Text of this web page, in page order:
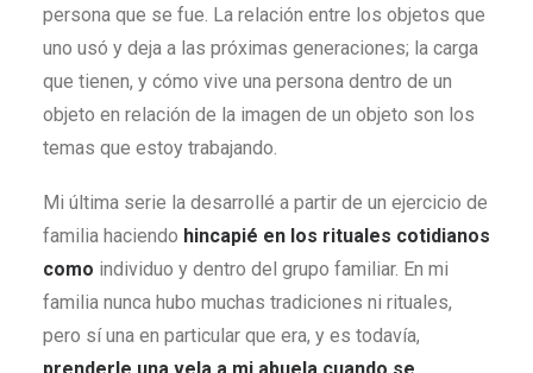
persona que se fue. La relación entre los objetos que
uno usó y deja a las próximas generaciones; la carga
que tienen, y cómo vive una persona dentro de un
objeto en relación de la imagen de un objeto son los
temas que estoy trabajando.
Mi última serie la desarrollé a partir de un ejercicio de
familia haciendo hincapié en los rituales cotidianos
como individuo y dentro del grupo familiar. En mi
familia nunca hubo muchas tradiciones ni rituales,
pero sí una en particular que era, y es todavía,